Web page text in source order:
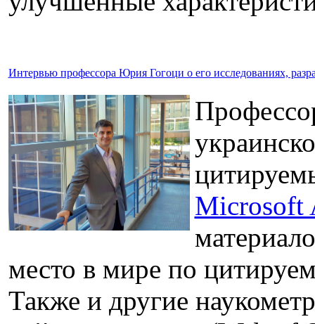
Интервью профессора Юрия Гогоци о его исследованиях,
Microsoft
место в мире по
Также и другие